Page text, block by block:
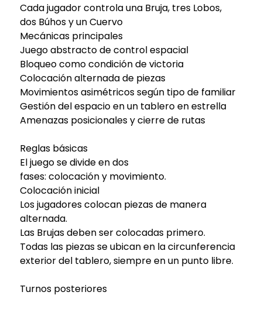
Cada jugador controla una Bruja, tres Lobos,
dos Búhos y un Cuervo
Mecánicas principales
Juego abstracto de control espacial
Bloqueo como condición de victoria
Colocación alternada de piezas
Movimientos asimétricos según tipo de familiar
Gestión del espacio en un tablero en estrella
Amenazas posicionales y cierre de rutas
Reglas básicas
El juego se divide en dos
fases: colocación y movimiento.
Colocación inicial
Los jugadores colocan piezas de manera
alternada.
Las Brujas deben ser colocadas primero.
Todas las piezas se ubican en la circunferencia
exterior del tablero, siempre en un punto libre.
Turnos posteriores